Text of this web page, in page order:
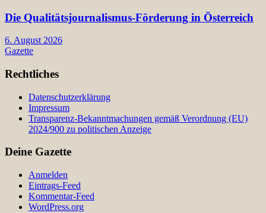
Die Qualitätsjournalismus-Förderung in Österreich
6. August 2026
Gazette
Rechtliches
Datenschutzerklärung
Impressum
Transparenz-Bekanntmachungen gemäß Verordnung (EU)
2024/900 zu politischen Anzeige
Deine Gazette
Anmelden
Eintrags-Feed
Kommentar-Feed
WordPress.org